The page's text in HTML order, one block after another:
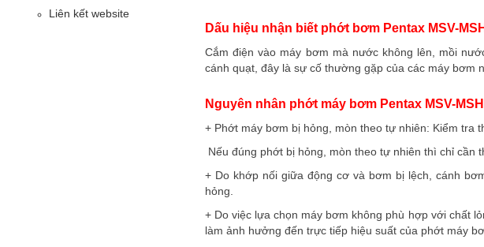
Liên kết website
Dấu hiệu nhận biết phớt bơm Pentax MSV-
Cắm điện vào máy bơm mà nước không lên, mồi
cánh quạt, đây là sự cố thường gặp của các máy bơm
Nguyên nhân phớt máy bơm Pentax MSV-MSH
+ Phớt máy bơm bị hỏng, mòn theo tự nhiên: Kiểm tra
Nếu đúng phớt bị hỏng, mòn theo tự nhiên thì chỉ cần
+ Do khớp nối giữa động cơ và bơm bị lệch, cánh
hỏng.
+ Do việc lựa chọn máy bơm không phù hợp với chất
làm ảnh hưởng đến trực tiếp hiệu suất của phớt máy